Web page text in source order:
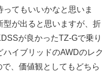
てもいいかなと思いま
が出ると思いますが、折
が良かったTZ-Gで乗り
イブリッドのAWDのレク
、価値観としてもどちら